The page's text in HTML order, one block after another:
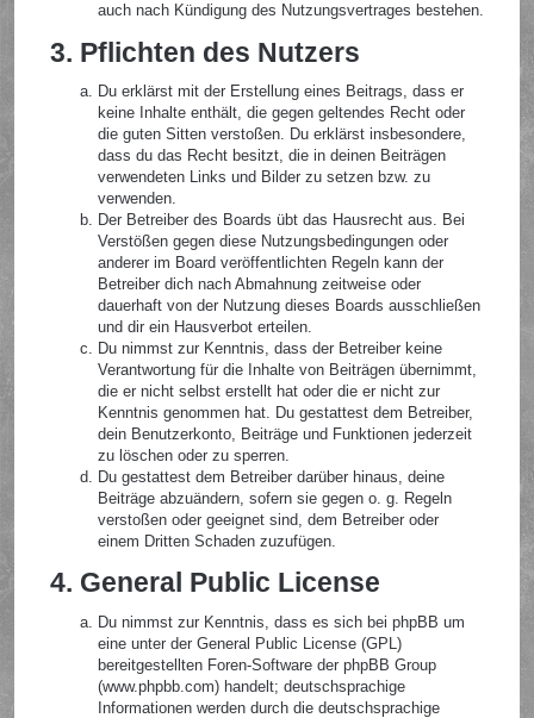
auch nach Kündigung des Nutzungsvertrages bestehen.
3. Pflichten des Nutzers
Du erklärst mit der Erstellung eines Beitrags, dass er
keine Inhalte enthält, die gegen geltendes Recht oder
die guten Sitten verstoßen. Du erklärst insbesondere,
dass du das Recht besitzt, die in deinen Beiträgen
verwendeten Links und Bilder zu setzen bzw. zu
verwenden.
Der Betreiber des Boards übt das Hausrecht aus. Bei
Verstößen gegen diese Nutzungsbedingungen oder
anderer im Board veröffentlichten Regeln kann der
Betreiber dich nach Abmahnung zeitweise oder
dauerhaft von der Nutzung dieses Boards ausschließen
und dir ein Hausverbot erteilen.
Du nimmst zur Kenntnis, dass der Betreiber keine
Verantwortung für die Inhalte von Beiträgen übernimmt,
die er nicht selbst erstellt hat oder die er nicht zur
Kenntnis genommen hat. Du gestattest dem Betreiber,
dein Benutzerkonto, Beiträge und Funktionen jederzeit
zu löschen oder zu sperren.
Du gestattest dem Betreiber darüber hinaus, deine
Beiträge abzuändern, sofern sie gegen o. g. Regeln
verstoßen oder geeignet sind, dem Betreiber oder
einem Dritten Schaden zuzufügen.
4. General Public License
Du nimmst zur Kenntnis, dass es sich bei phpBB um
eine unter der General Public License (GPL)
bereitgestellten Foren-Software der phpBB Group
(www.phpbb.com) handelt; deutschsprachige
Informationen werden durch die deutschsprachige